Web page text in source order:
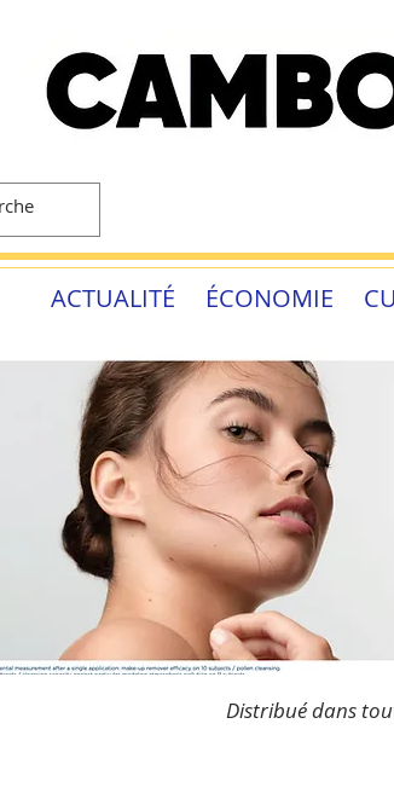
ACTUALITÉ ÉCONOMIE
Distribué dans